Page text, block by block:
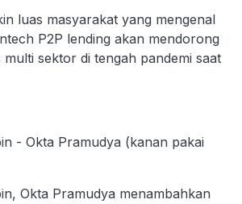
luas masyarakat yang mengenal
P2P lending akan mendorong
sektor di tengah pandemi saat
- Okta Pramudya (kanan pakai
Okta Pramudya menambahkan